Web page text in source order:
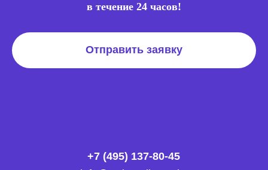
в течение 24 часов!
Отправить заявку
+7 (495) 137-80-45